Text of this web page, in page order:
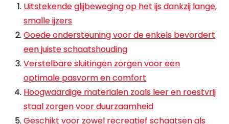
Uitstekende glijbeweging op het ijs dankzij lange,
smalle ijzers
Goede ondersteuning voor de enkels bevordert
een juiste schaatshouding
Verstelbare sluitingen zorgen voor een
optimale pasvorm en comfort
Hoogwaardige materialen zoals leer en roestvrij
staal zorgen voor duurzaamheid
Geschikt voor zowel recreatief schaatsen als